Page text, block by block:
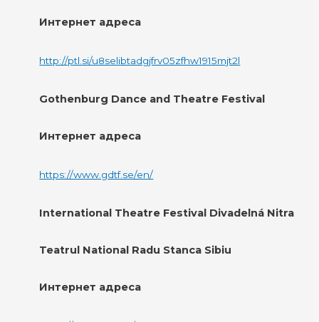
Интернет адреса
http://ptl.si/u8selibtadgjfrv05zfhw1915mjt2l
Gothenburg Dance and Theatre Festival
Интернет адреса
https://www.gdtf.se/en/
International Theatre Festival Divadelná Nitra
Teatrul National Radu Stanca Sibiu
Интернет адреса